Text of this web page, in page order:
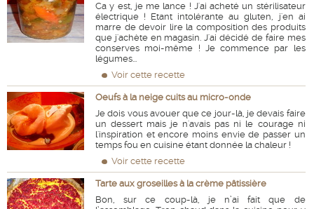
Ca y est, je me lance ! J'ai acheté un stérilisateur
électrique ! Etant intolérante au gluten, j'en ai
marre de devoir lire la composition des produits
que j'achète en magasin. J'ai décidé de faire mes
conserves moi-même ! Je commence par les
légumes...
Voir cette recette
Oeufs à la neige cuits au micro-onde
Je dois vous avouer que ce jour-là, je devais faire
un dessert mais je n'avais pas ni le courage ni
l'inspiration et encore moins envie de passer un
temps fou en cuisine étant donnée la chaleur !
Voir cette recette
Tarte aux groseilles à la crème pâtissière
Bon, sur ce coup-là, je n’ai fait que de